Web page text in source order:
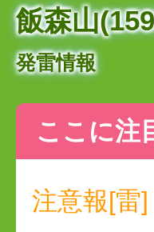
飯森山
発雷情報
ここに注
注意報[雷]